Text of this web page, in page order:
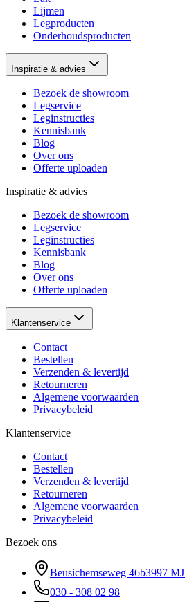
Lijmen
Legproducten
Onderhoudsproducten
Inspiratie & advies
Bezoek de showroom
Legservice
Leginstructies
Kennisbank
Blog
Over ons
Offerte uploaden
Inspiratie & advies
Bezoek de showroom
Legservice
Leginstructies
Kennisbank
Blog
Over ons
Offerte uploaden
Klantenservice
Contact
Bestellen
Verzenden & levertijd
Retourneren
Algemene voorwaarden
Privacybeleid
Klantenservice
Contact
Bestellen
Verzenden & levertijd
Retourneren
Algemene voorwaarden
Privacybeleid
Bezoek ons
Beusichemseweg 46b3997 MJ
030 - 308 02 98